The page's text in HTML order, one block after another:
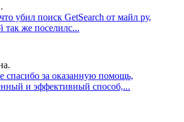
убил поиск GetSearch от майл ру,
так же поселилс...
спасибо за оказанную помощь,
и эффективный способ,...